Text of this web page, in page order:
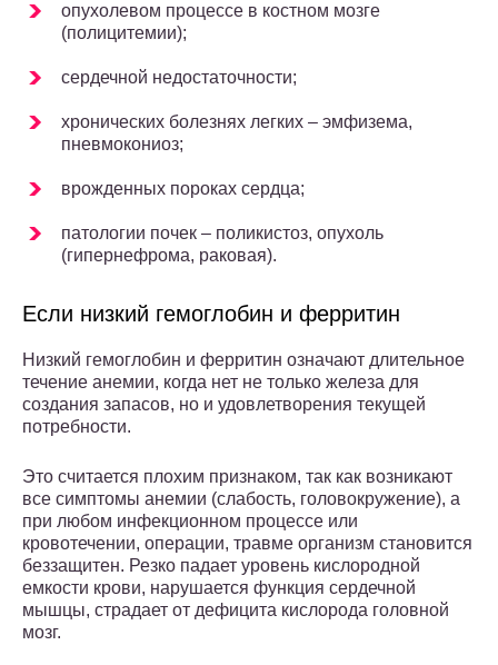
опухолевом процессе в костном мозге
(полицитемии);
сердечной недостаточности;
хронических болезнях легких – эмфизема,
пневмокониоз;
врожденных пороках сердца;
патологии почек – поликистоз, опухоль
(гипернефрома, раковая).
Если низкий гемоглобин и ферритин
Низкий гемоглобин и ферритин означают длительное
течение анемии, когда нет не только железа для
создания запасов, но и удовлетворения текущей
потребности.
Это считается плохим признаком, так как возникают
все симптомы анемии (слабость, головокружение), а
при любом инфекционном процессе или
кровотечении, операции, травме организм становится
беззащитен. Резко падает уровень кислородной
емкости крови, нарушается функция сердечной
мышцы, страдает от дефицита кислорода головной
мозг.